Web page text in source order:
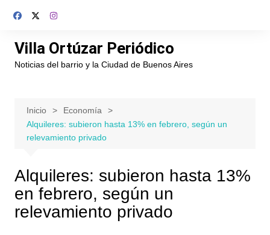
Villa Ortúzar Periódico
Noticias del barrio y la Ciudad de Buenos Aires
Inicio
Economía
Alquileres: subieron hasta 13% en febrero, según un
relevamiento privado
Alquileres: subieron hasta 13%
en febrero, según un
relevamiento privado